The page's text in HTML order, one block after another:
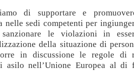
di supportare e
nelle sedi competenti per
le violazioni in
della situazione di
in discussione le regole di
asilo nell’Unione Europea al di